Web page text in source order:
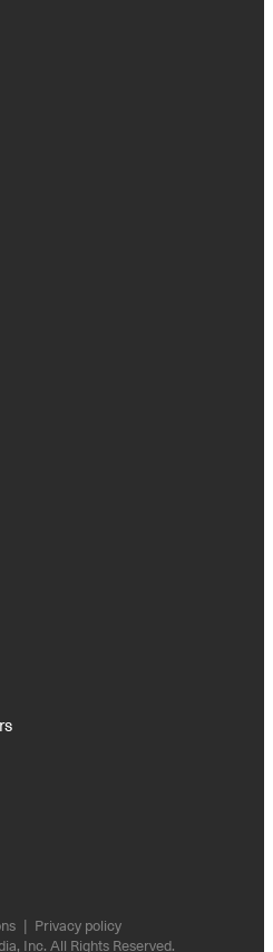
Privacy policy
Inc. All Rights Reserved.